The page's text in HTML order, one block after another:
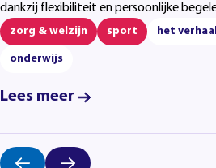
dankzij flexibiliteit en persoonlijke
zorg & welzijn sport het
onderwijs
Lees meer